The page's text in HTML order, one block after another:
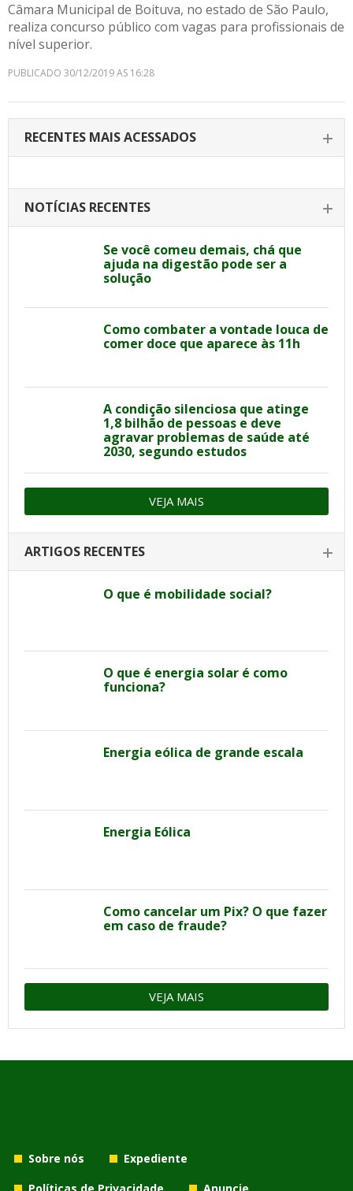
Câmara Municipal de Boituva, no estado de São Paulo,
realiza concurso público com vagas para profissionais de
nível superior.
PUBLICADO 30/12/2019 AS 16:28
RECENTES MAIS ACESSADOS
NOTÍCIAS RECENTES
Se você comeu demais, chá que
ajuda na digestão pode ser a
solução
Como combater a vontade louca de
comer doce que aparece às 11h
A condição silenciosa que atinge
1,8 bilhão de pessoas e deve
agravar problemas de saúde até
2030, segundo estudos
VEJA MAIS
ARTIGOS RECENTES
O que é mobilidade social?
O que é energia solar é como
funciona?
Energia eólica de grande escala
Energia Eólica
Como cancelar um Pix? O que fazer
em caso de fraude?
VEJA MAIS
Sobre nós
Expediente